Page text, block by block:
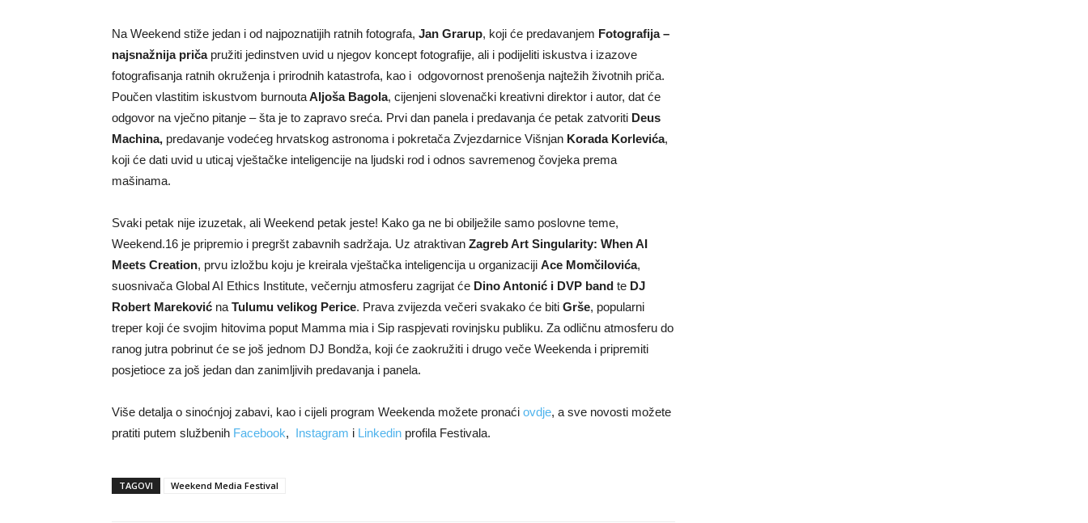
Na Weekend stiže jedan i od najpoznatijih ratnih fotografa, Jan Grarup, koji će predavanjem Fotografija –
najsnažnija priča pružiti jedinstven uvid u njegov koncept fotografije, ali i podijeliti iskustva i izazove
fotografisanja ratnih okruženja i prirodnih katastrofa, kao i odgovornost prenošenja najtežih životnih priča.
Poučen vlastitim iskustvom burnoutaAljoša Bagola, cijenjeni slovenački kreativni direktor i autor, dat će
odgovor na vječno pitanje – šta je to zapravo sreća. Prvi dan panela i predavanja će petak zatvoriti Deus
Machina, predavanje vodećeg hrvatskog astronoma i pokretača Zvjezdarnice Višnjan Korada Korlevića,
koji će dati uvid u uticaj vještačke inteligencije na ljudski rod i odnos savremenog čovjeka prema
mašinama.
Svaki petak nije izuzetak, ali Weekend petak jeste! Kako ga ne bi obilježile samo poslovne teme,
Weekend.16 je pripremio i pregršt zabavnih sadržaja. Uz atraktivan Zagreb Art Singularity: When AI
Meets Creation, prvu izložbu koju je kreirala vještačka inteligencija u organizaciji Ace Momčilovića,
suosnivača Global AI Ethics Institute, večernju atmosferu zagrijat će Dino Antonić i DVP band te DJ
Robert Mareković na Tulumu velikog Perice. Prava zvijezda večeri svakako će biti Grše, popularni
treper koji će svojim hitovima poput Mamma mia i Sip raspjevati rovinjsku publiku. Za odličnu atmosferu do
ranog jutra pobrinut će se još jednom DJ Bondža, koji će zaokružiti i drugo veče Weekenda i pripremiti
posjetioce za još jedan dan zanimljivih predavanja i panela.
Više detalja o sinoćnjoj zabavi, kao i cijeli program Weekenda možete pronaći ovdje, a sve novosti možete
pratiti putem službenih Facebook, Instagram i Linkedin profila Festivala.
TAGOVI Weekend Media Festival